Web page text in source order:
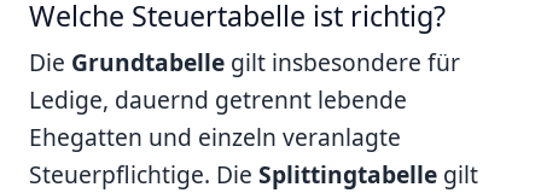
Welche Steuertabelle ist richtig?
Die Grundtabelle gilt insbesondere für
Ledige, dauernd getrennt lebende
Ehegatten und einzeln veranlagte
Steuerpflichtige. Die Splittingtabelle gilt